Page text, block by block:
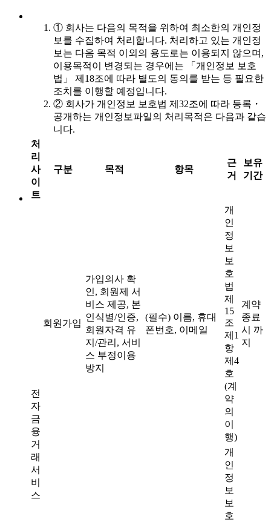
① 회사는 다음의 목적을 위하여 최소한의 개인정
보를 수집하여 처리합니다. 처리하고 있는 개인정
보는 다음 목적 이외의 용도로는 이용되지 않으며,
이용목적이 변경되는 경우에는 「개인정보 보호
법」 제18조에 따라 별도의 동의를 받는 등 필요한
조치를 이행할 예정입니다.
② 회사가 개인정보 보호법 제32조에 따라 등록・
공개하는 개인정보파일의 처리목적은 다음과 같습
니다.
처
리
사
이
트
구분 목적 항목
근
거
보유
기간
전
자
금
융
거
래
서
비
스
회원가입
가입의사 확
인, 회원제 서
비스 제공, 본
인식별/인증,
회원자격 유
지/관리, 서비
스 부정이용
방지
(필수) 이름, 휴대
폰번호, 이메일
개
인
정
보
보
호
법
제
15
조
제1
항
제4
호
(계
약
의
이
행)
계약
종료
시 까
지
개
인
정
보
보
호